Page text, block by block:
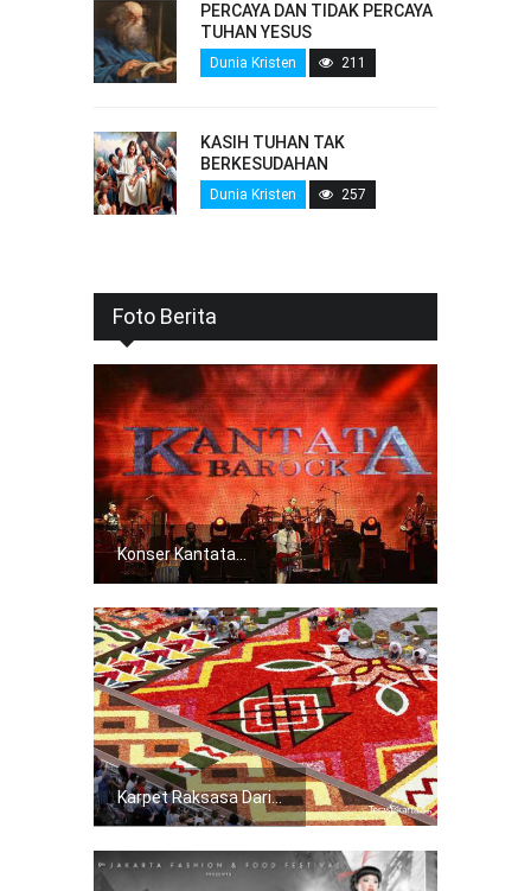
PERCAYA DAN TIDAK PERCAYA
TUHAN YESUS
Dunia Kristen 211
KASIH TUHAN TAK
BERKESUDAHAN
Dunia Kristen 257
Foto Berita
Konser Kantata...
Karpet Raksasa Dari...